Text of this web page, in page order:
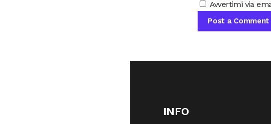
Avvertimi via
INFO